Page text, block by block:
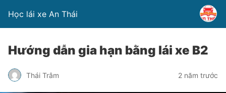
Học lái xe An Thái
Hướng dẫn gia hạn bằng lái xe B2
Thái Trâm 2 năm trước